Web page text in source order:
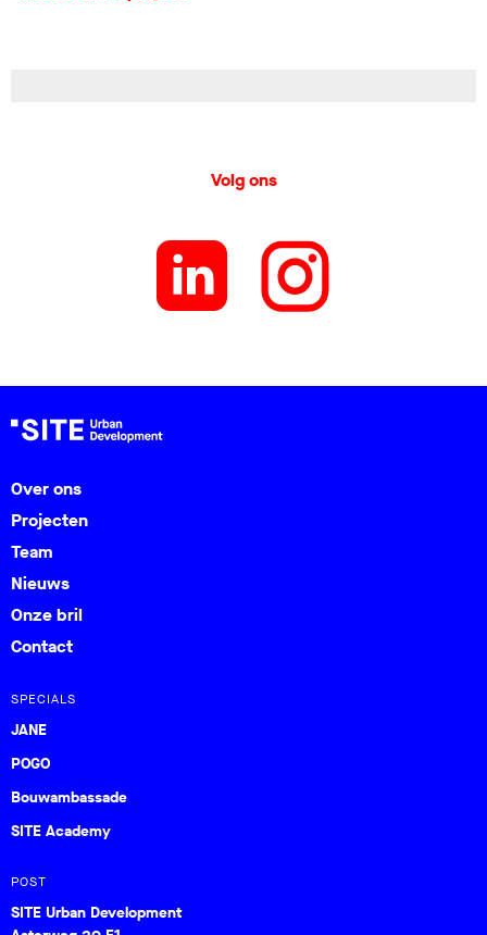
Volg ons
Over ons
Projecten
Team
Nieuws
Onze bril
Contact
SPECIALS
JANE
POGO
Bouwambassade
SITE Academy
POST
SITE Urban Development